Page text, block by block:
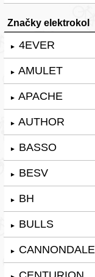
Značky elektrokol
► 4EVER
► AMULET
► APACHE
► AUTHOR
► BASSO
► BESV
► BH
► BULLS
► CANNONDALE